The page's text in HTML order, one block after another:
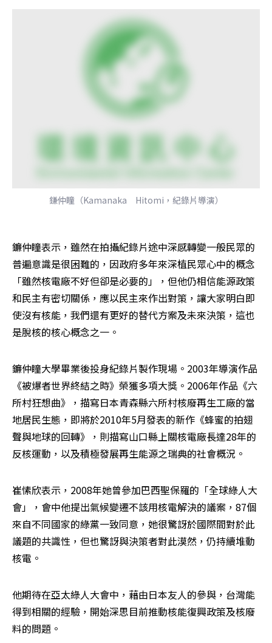
鎌仲瞳（Kamanaka　Hitomi，紀錄片導演）
鐮仲瞳表示，雖然在拍攝紀錄片途中深感轉變一般民眾的
普遍意識是很困難的，因政府多年來深植民眾心中的概念
「雖然核電廠不好但卻是必要的」，但他仍相信能源政策
和民主有密切關係，應以民主來作出對策，讓大家明白即
使沒有核能，我們還有更好的替代方案及未來決策，這也
是脫核的核心概念之一。
鐮仲瞳大學畢業後投身紀錄片製作現場。2003年導演作品
《被爆者世界終結之時》榮獲多項大獎。2006年作品《六
所村狂想曲》，描寫日本青森縣六所村核廢再生工廠的當
地居民生態，即將於2010年5月發表的新作《蜂蜜的拍翅
聲與地球的回轉》，則描寫山口縣上關核電廠長達28年的
反核運動，以及積極發展再生能源之瑞典的社會概況。
崔愫欣表示，2008年她曾參加巴西聖保羅的「全球綠人大
會」，會中他提出氣候變遷不該用核電解決的議案，87個
來自不同國家的綠黨一致同意，她很驚訝於國際間對於此
議題的共識性，但也驚訝與決策者對此漠然，仍持續堆動
核電。
他期待在亞太綠人大會中，藉由日本友人的參與，台灣能
得到相關的經驗，開始深思目前推動核能復興政策及核廢
料的問題。